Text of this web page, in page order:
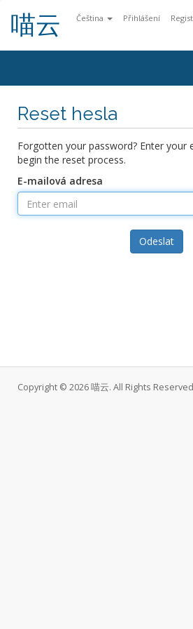
Čeština Přihlášení
喵云
Reset hesla
Forgotten your password? Enter your
begin the reset process.
E-mailová adresa
Odeslat
Copyright © 2026 喵云. All Rights